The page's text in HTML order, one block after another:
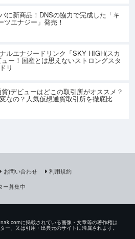
に新商品！DNSの協力で完成した「キ
ツエナジー」発売！
ルエナジードリンク「SKY HIGH(スカ
ー！国産とは思えないストロングスタ
リ
)デビューはどこの取引所がオススメ？
なの？人気仮想通貨取引所を徹底比
お問い合わせ
利用規約
ー募集中
に掲載されている画像・文章等の著作権は
ー、又は引用・出典元のサイトに帰属されます。